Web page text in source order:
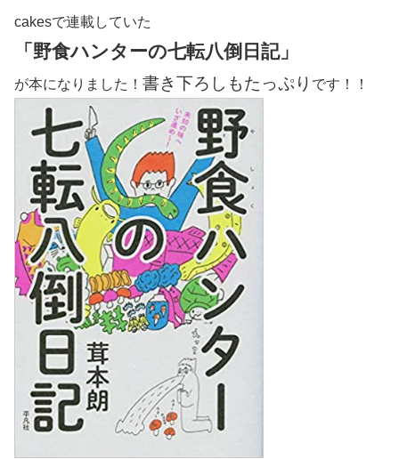
cakesで連載していた
「野食ハンターの七転八倒日記」
が本になりました！ 書き下ろしもたっぷり です！！